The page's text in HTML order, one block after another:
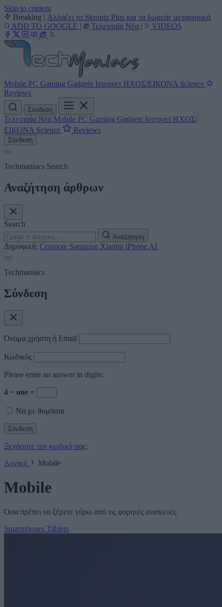
Skip to content
Breaking | Αλλάζει το Skroutz Plus και τα δωρεάν μεταφορικά
ADD TO GOOGLE | Τελευταία Νέα | VIDEOS
Mobile PC Gaming Gadgets Ιντερνετ ΗΧΟΣ/ΕΙΚΟΝΑ Science
Reviews
Σύνδεση
Τελευταία Νέα Mobile PC Gaming Gadgets Ιντερνετ ΗΧΟΣ/
ΕΙΚΟΝΑ Science Reviews
Σύνδεση
Techmaniacs Search
Αναζήτηση άρθρων
Search
Αναζήτηση
Δημοφιλή: Cosmote Samsung Xiaomi iPhone AI
Techmaniacs
Σύνδεση
Όνομα χρήστη ή Email
Κωδικός
Please enter an answer in digits:
4 − one =
Να με θυμάσαι
Ξεχάσατε τον κωδικό σας;
Αρχική
Mobile
Mobile
Όσα πρέπει να ξέρετε γύρω από τις φορητές συσκευές
Smartphones Tablets